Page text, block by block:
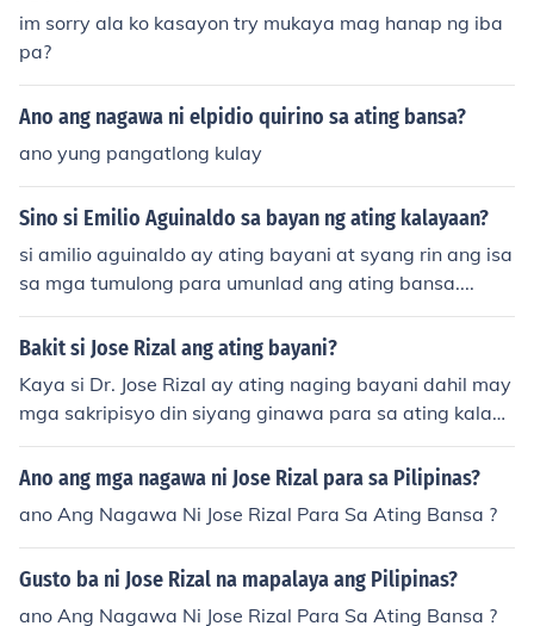
im sorry ala ko kasayon try mukaya mag hanap ng iba
pa?
Ano ang nagawa ni elpidio quirino sa ating bansa?
ano yung pangatlong kulay
Sino si Emilio Aguinaldo sa bayan ng ating kalayaan?
si amilio aguinaldo ay ating bayani at syang rin ang isa
sa mga tumulong para umunlad ang ating bansa....
Bakit si Jose Rizal ang ating bayani?
Kaya si Dr. Jose Rizal ay ating naging bayani dahil may
mga sakripisyo din siyang ginawa para sa ating kalaya
an kahit na sa pamamagitan lamang ito ng pluma o pa
nulat. si Jose rizal ay tinuring na bayani dahil pinanindig
lat...
Ano ang mga nagawa ni Jose Rizal para sa Pilipinas?
ano Ang Nagawa Ni Jose Rizal Para Sa Ating Bansa ?
Gusto ba ni Jose Rizal na mapalaya ang Pilipinas?
ano Ang Nagawa Ni Jose Rizal Para Sa Ating Bansa ?